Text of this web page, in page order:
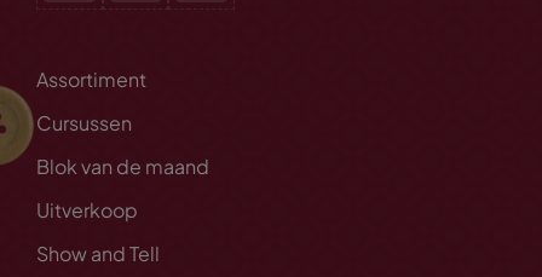
Assortiment
Cursussen
Blok van de maand
Uitverkoop
Show and Tell